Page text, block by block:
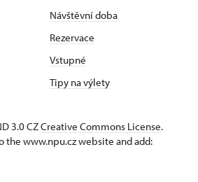
Návštěvní doba
Rezervace
Vstupné
Tipy na výlety
3.0 CZCreative Commons License.
www.npu.cz website and add: